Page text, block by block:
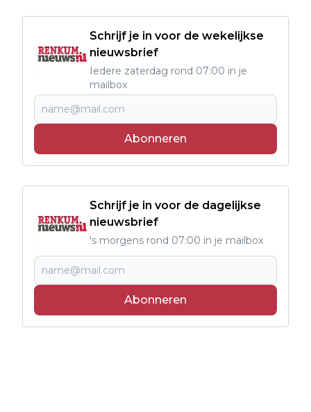
Schrijf je in voor de wekelijkse
nieuwsbrief
Iedere zaterdag rond 07:00 in je
mailbox
Abonneren
Schrijf je in voor de dagelijkse
nieuwsbrief
's morgens rond 07:00 in je mailbox
Abonneren